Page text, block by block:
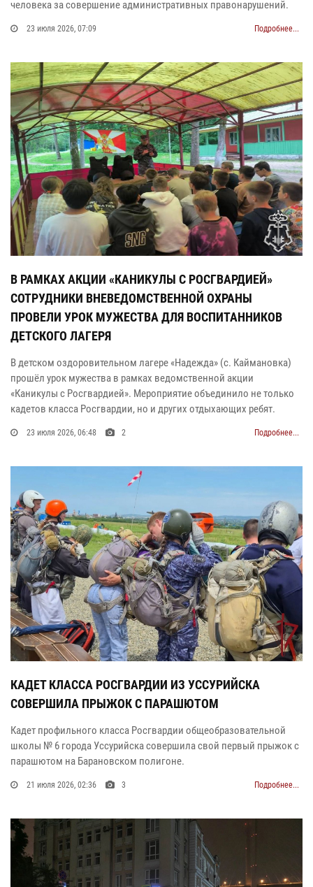
человека за совершение административных правонарушений.
23 июля 2026, 07:09 Подробнее...
В РАМКАХ АКЦИИ «КАНИКУЛЫ С РОСГВАРДИЕЙ»
СОТРУДНИКИ ВНЕВЕДОМСТВЕННОЙ ОХРАНЫ
ПРОВЕЛИ УРОК МУЖЕСТВА ДЛЯ ВОСПИТАННИКОВ
ДЕТСКОГО ЛАГЕРЯ
В детском оздоровительном лагере «Надежда» (с. Каймановка)
прошёл урок мужества в рамках ведомственной акции
«Каникулы с Росгвардией». Мероприятие объединило не только
кадетов класса Росгвардии, но и других отдыхающих ребят.
23 июля 2026, 06:48 2 Подробнее...
КАДЕТ КЛАССА РОСГВАРДИИ ИЗ УССУРИЙСКА
СОВЕРШИЛА ПРЫЖОК С ПАРАШЮТОМ
Кадет профильного класса Росгвардии общеобразовательной
школы № 6 города Уссурийска совершила свой первый прыжок с
парашютом на Барановском полигоне.
21 июля 2026, 02:36 3 Подробнее...